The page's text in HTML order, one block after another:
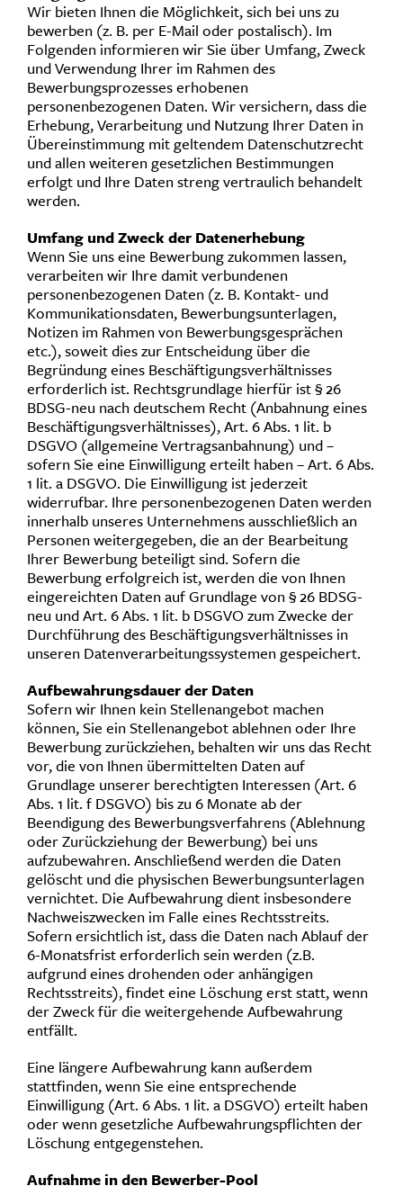
Wir bieten Ihnen die Möglichkeit, sich bei uns zu
bewerben (z. B. per E-Mail oder postalisch). Im
Folgenden informieren wir Sie über Umfang, Zweck
und Verwendung Ihrer im Rahmen des
Bewerbungsprozesses erhobenen
personenbezogenen Daten. Wir versichern, dass die
Erhebung, Verarbeitung und Nutzung Ihrer Daten in
Übereinstimmung mit geltendem Datenschutzrecht
und allen weiteren gesetzlichen Bestimmungen
erfolgt und Ihre Daten streng vertraulich behandelt
werden.
Umfang und Zweck der Datenerhebung
Wenn Sie uns eine Bewerbung zukommen lassen,
verarbeiten wir Ihre damit verbundenen
personenbezogenen Daten (z. B. Kontakt- und
Kommunikationsdaten, Bewerbungsunterlagen,
Notizen im Rahmen von Bewerbungsgesprächen
etc.), soweit dies zur Entscheidung über die
Begründung eines Beschäftigungsverhältnisses
erforderlich ist. Rechtsgrundlage hierfür ist § 26
BDSG-neu nach deutschem Recht (Anbahnung eines
Beschäftigungsverhältnisses), Art. 6 Abs. 1 lit. b
DSGVO (allgemeine Vertragsanbahnung) und –
sofern Sie eine Einwilligung erteilt haben – Art. 6 Abs.
1 lit. a DSGVO. Die Einwilligung ist jederzeit
widerrufbar. Ihre personenbezogenen Daten werden
innerhalb unseres Unternehmens ausschließlich an
Personen weitergegeben, die an der Bearbeitung
Ihrer Bewerbung beteiligt sind. Sofern die
Bewerbung erfolgreich ist, werden die von Ihnen
eingereichten Daten auf Grundlage von § 26 BDSG-
neu und Art. 6 Abs. 1 lit. b DSGVO zum Zwecke der
Durchführung des Beschäftigungsverhältnisses in
unseren Datenverarbeitungssystemen gespeichert.
Aufbewahrungsdauer der Daten
Sofern wir Ihnen kein Stellenangebot machen
können, Sie ein Stellenangebot ablehnen oder Ihre
Bewerbung zurückziehen, behalten wir uns das Recht
vor, die von Ihnen übermittelten Daten auf
Grundlage unserer berechtigten Interessen (Art. 6
Abs. 1 lit. f DSGVO) bis zu 6 Monate ab der
Beendigung des Bewerbungsverfahrens (Ablehnung
oder Zurückziehung der Bewerbung) bei uns
aufzubewahren. Anschließend werden die Daten
gelöscht und die physischen Bewerbungsunterlagen
vernichtet. Die Aufbewahrung dient insbesondere
Nachweiszwecken im Falle eines Rechtsstreits.
Sofern ersichtlich ist, dass die Daten nach Ablauf der
6-Monatsfrist erforderlich sein werden (z.B.
aufgrund eines drohenden oder anhängigen
Rechtsstreits), findet eine Löschung erst statt, wenn
der Zweck für die weitergehende Aufbewahrung
entfällt.
Eine längere Aufbewahrung kann außerdem
stattfinden, wenn Sie eine entsprechende
Einwilligung (Art. 6 Abs. 1 lit. a DSGVO) erteilt haben
oder wenn gesetzliche Aufbewahrungspflichten der
Löschung entgegenstehen.
Aufnahme in den Bewerber-Pool